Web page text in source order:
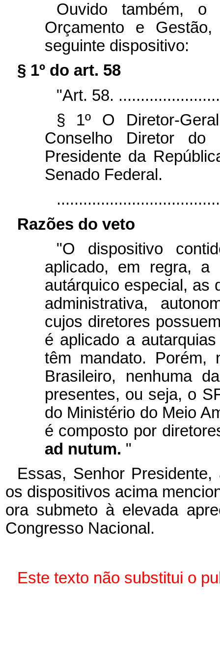
Ouvido também, o
Orçamento e
seguinte dispositivo:
§ 1º do art. 58
"Art. 58.
§ 1º O Diretor-
Conselho Diretor do
Presidente da
Senado Federal.
Razões do veto
"O dispositivo
aplicado, em regra, a
autárquico especial, as
administrativa,
cujos diretores
é aplicado a
têm mandato. Porém,
Brasileiro, nenhuma
presentes, ou seja, o
do Ministério do Meio
é composto por
ad nutum. "
Essas, Senhor
os dispositivos acima
ora submeto à elevada
Congresso Nacional.
Este texto não substitui o